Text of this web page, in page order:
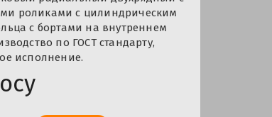
роликами с цилиндрическим
с бортами на внутреннем
по ГОСТ стандарту,
исполнение.